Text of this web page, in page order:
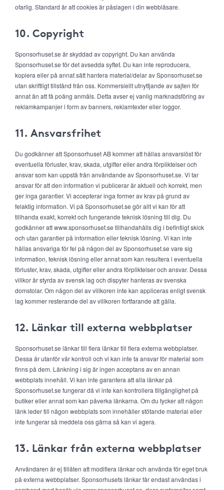
ofarlig. Standard är att cookies är påslagen i din webbläsare.
10. Copyright
Sponsorhuset.se är skyddad av copyright. Du kan använda
Sponsorhuset.se för det avsedda syftet. Du kan inte reproducera,
kopiera eller på annat sätt hantera material/delar av Sponsorhuset.se
utan skriftligt tillstånd från oss. Kommersiellt utnyttjande av sajten för
annat än att få poäng anmäls. Detta avser ej vanlig marknadsföring av
reklamkampanjer i form av banners, reklamtexter eller loggor.
11. Ansvarsfrihet
Du godkänner att Sponsorhuset AB kommer att hållas ansvarslöst för
eventuella förluster, krav, skada, utgifter eller andra förpliktelser och
ansvar som kan uppstå från användande av Sponsorhuset.se. Vi tar
ansvar för att den information vi publicerar är aktuell och korrekt, men
ger inga garantier. Vi accepterar inga former av krav på grund av
felaktig information. Vi på Sponsorhuset.se gör allt vi kan för att
tillhanda exakt, korrekt och fungerande teknisk lösning till dig. Du
godkänner att www.sponsorhuset.se tillhandahålls dig i befintligt skick
och utan garantier på information eller teknisk lösning. Vi kan inte
hållas ansvariga för fel på någon del av Sponsorhuset.se vare sig
information, teknisk lösning eller annat som kan resultera i eventuella
förluster, krav, skada, utgifter eller andra förpliktelser och ansvar. Dessa
villkor är styrda av svensk lag och dispyter hanteras av svenska
domstolar. Om någon del av villkoren inte kan appliceras enligt svensk
lag kommer resterande del av villkoren fortfarande att gälla.
12. Länkar till externa webbplatser
Sponsorhuset.se länkar till flera länkar till flera externa webbplatser.
Dessa är utanför vår kontroll och vi kan inte ta ansvar för material som
finns på dem. Länkning i sig är ingen acceptans av en annan
webbplats innehåll. Vi kan inte garantera att alla länkar på
Sponsorhuset.se fungerar då vi inte kan kontrollera tillgänglighet på
butiker eller annat som kan påverka länkarna. Om du tycker att någon
länk leder till någon webbplats som innehåller stötande material eller
inte fungerar så meddela oss gärna så kan vi agera.
13. Länkar från externa webbplatser
Användaren är ej tillåten att modifiera länkar och använda för eget bruk
på externa webbplatser. Sponsorhusets länkar får endast användas i